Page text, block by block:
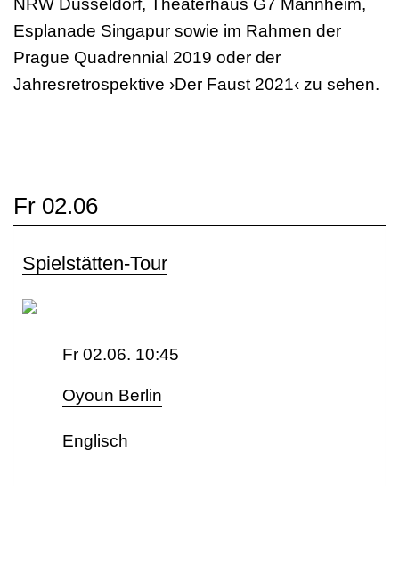
NRW Düsseldorf, Theaterhaus G7 Mannheim,
Esplanade Singapur sowie im Rahmen der
Prague Quadrennial 2019 oder der
Jahresretrospektive ›Der Faust 2021‹ zu sehen.
Fr 02.06
Spielstätten-Tour
Fr 02.06. 10:45
Oyoun Berlin
Englisch